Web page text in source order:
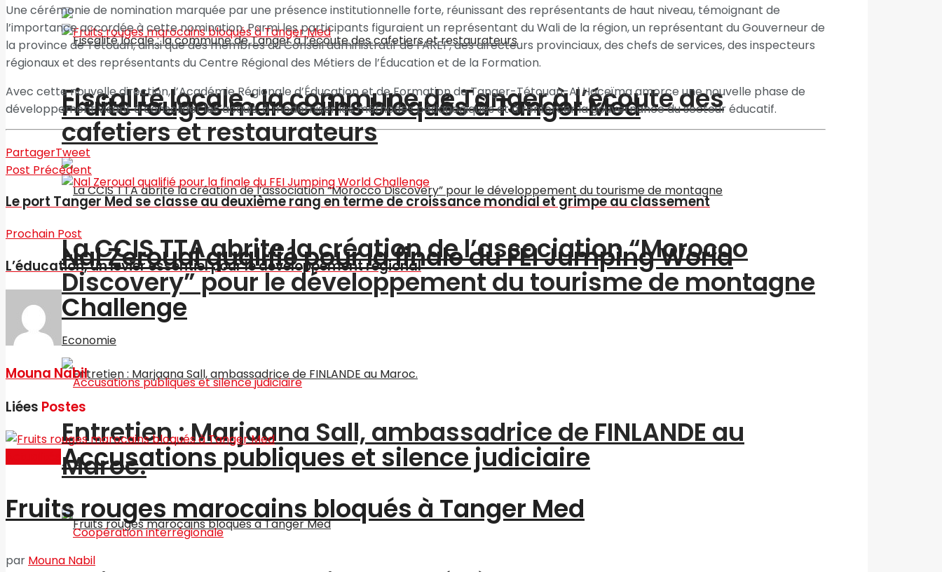
Fiscalité locale : la commune de Tanger à l’écoute des
cafetiers et restaurateurs
La CCIS TTA abrite la création de l’association “Morocco
Discovery” pour le développement du tourisme de montagne
Economie
Entretien : Marjaana Sall, ambassadrice de FINLANDE au
Maroc.
Fruits rouges marocains bloqués à Tanger Med
Nal Zeroual qualifié pour la finale du FEI Jumping World
Challenge
Accusations publiques et silence judiciaire
Une cérémonie de nomination marquée par une présence institutionnelle forte, réunissant des représentants de haut niveau, témoignant de
l’importance accordée à cette nomination. Parmi les participants figuraient un représentant du Wali de la région, un représentant du Gouverneur de
la province de Tétouan, ainsi que des membres du Conseil administratif de l’AREF, des directeurs provinciaux, des chefs de services, des inspecteurs
régionaux et des représentants du Centre Régional des Métiers de l’Éducation et de la Formation.
Avec cette nouvelle direction, l’Académie Régionale d’Éducation et de Formation de Tanger-Tétouan-Al Hoceïma amorce une nouvelle phase de
développement visant à consolider les acquis, à moderniser les méthodes pédagogiques et à renforcer la gouvernance du secteur éducatif.
PartagerTweet
Post Précédent
Le port Tanger Med se classe au deuxième rang en terme de croissance mondial et grimpe au classement
Prochain Post
L’éducation, un levier essentiel pour le développement régional
Mouna Nabil
Liées Postes
Fruits rouges marocains bloqués à Tanger Med
par Mouna Nabil